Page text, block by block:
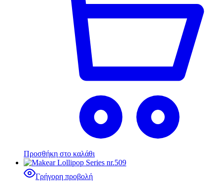
Προσθήκη στο καλάθι
Γρήγορη προβολή